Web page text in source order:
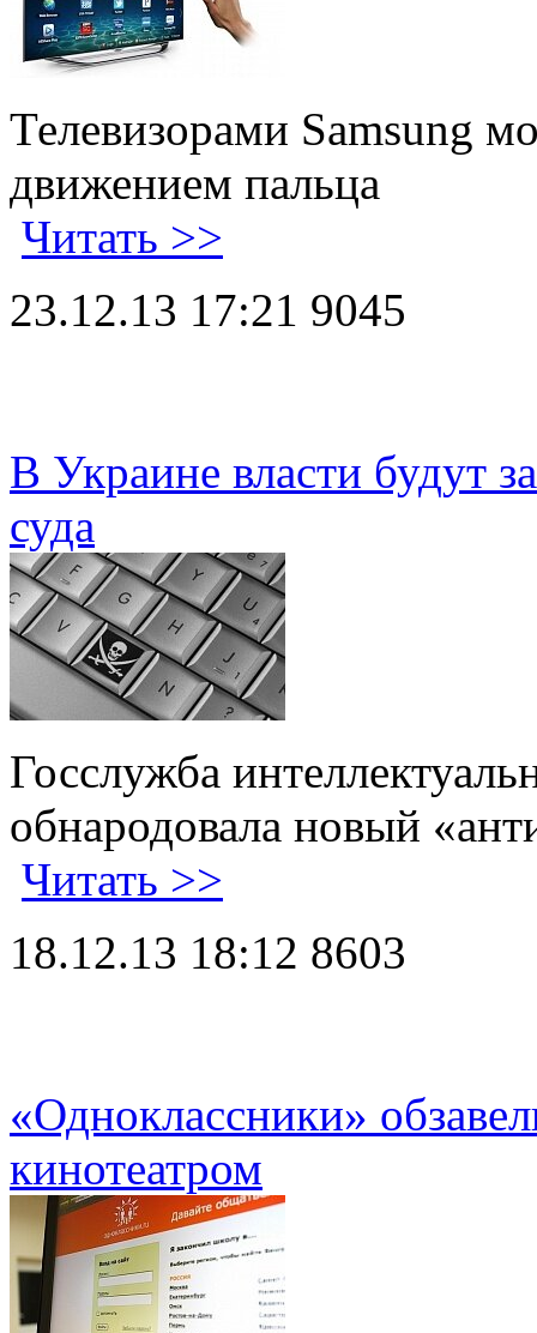
Телевизорами Samsung
движением пальца
Читать >>
23.12.13 17:21 9045
В Украине власти будут
суда
Госслужба
обнародовала новый
Читать >>
18.12.13 18:12 8603
«Одноклассники»
кинотеатром